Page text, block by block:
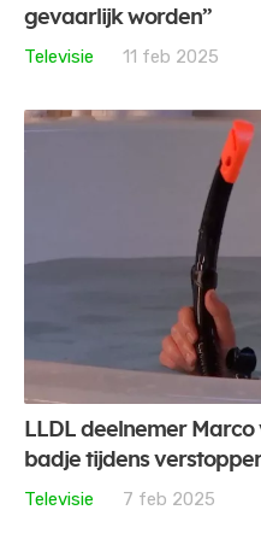
gevaarlijk worden”
Televisie
11 feb 2025
LLDL deelnemer
badje tijdens
Televisie
7 feb 2025